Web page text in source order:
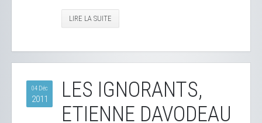
LIRE LA SUITE
04 Déc
2011
LES IGNORANTS,
ETIENNE DAVODEAU